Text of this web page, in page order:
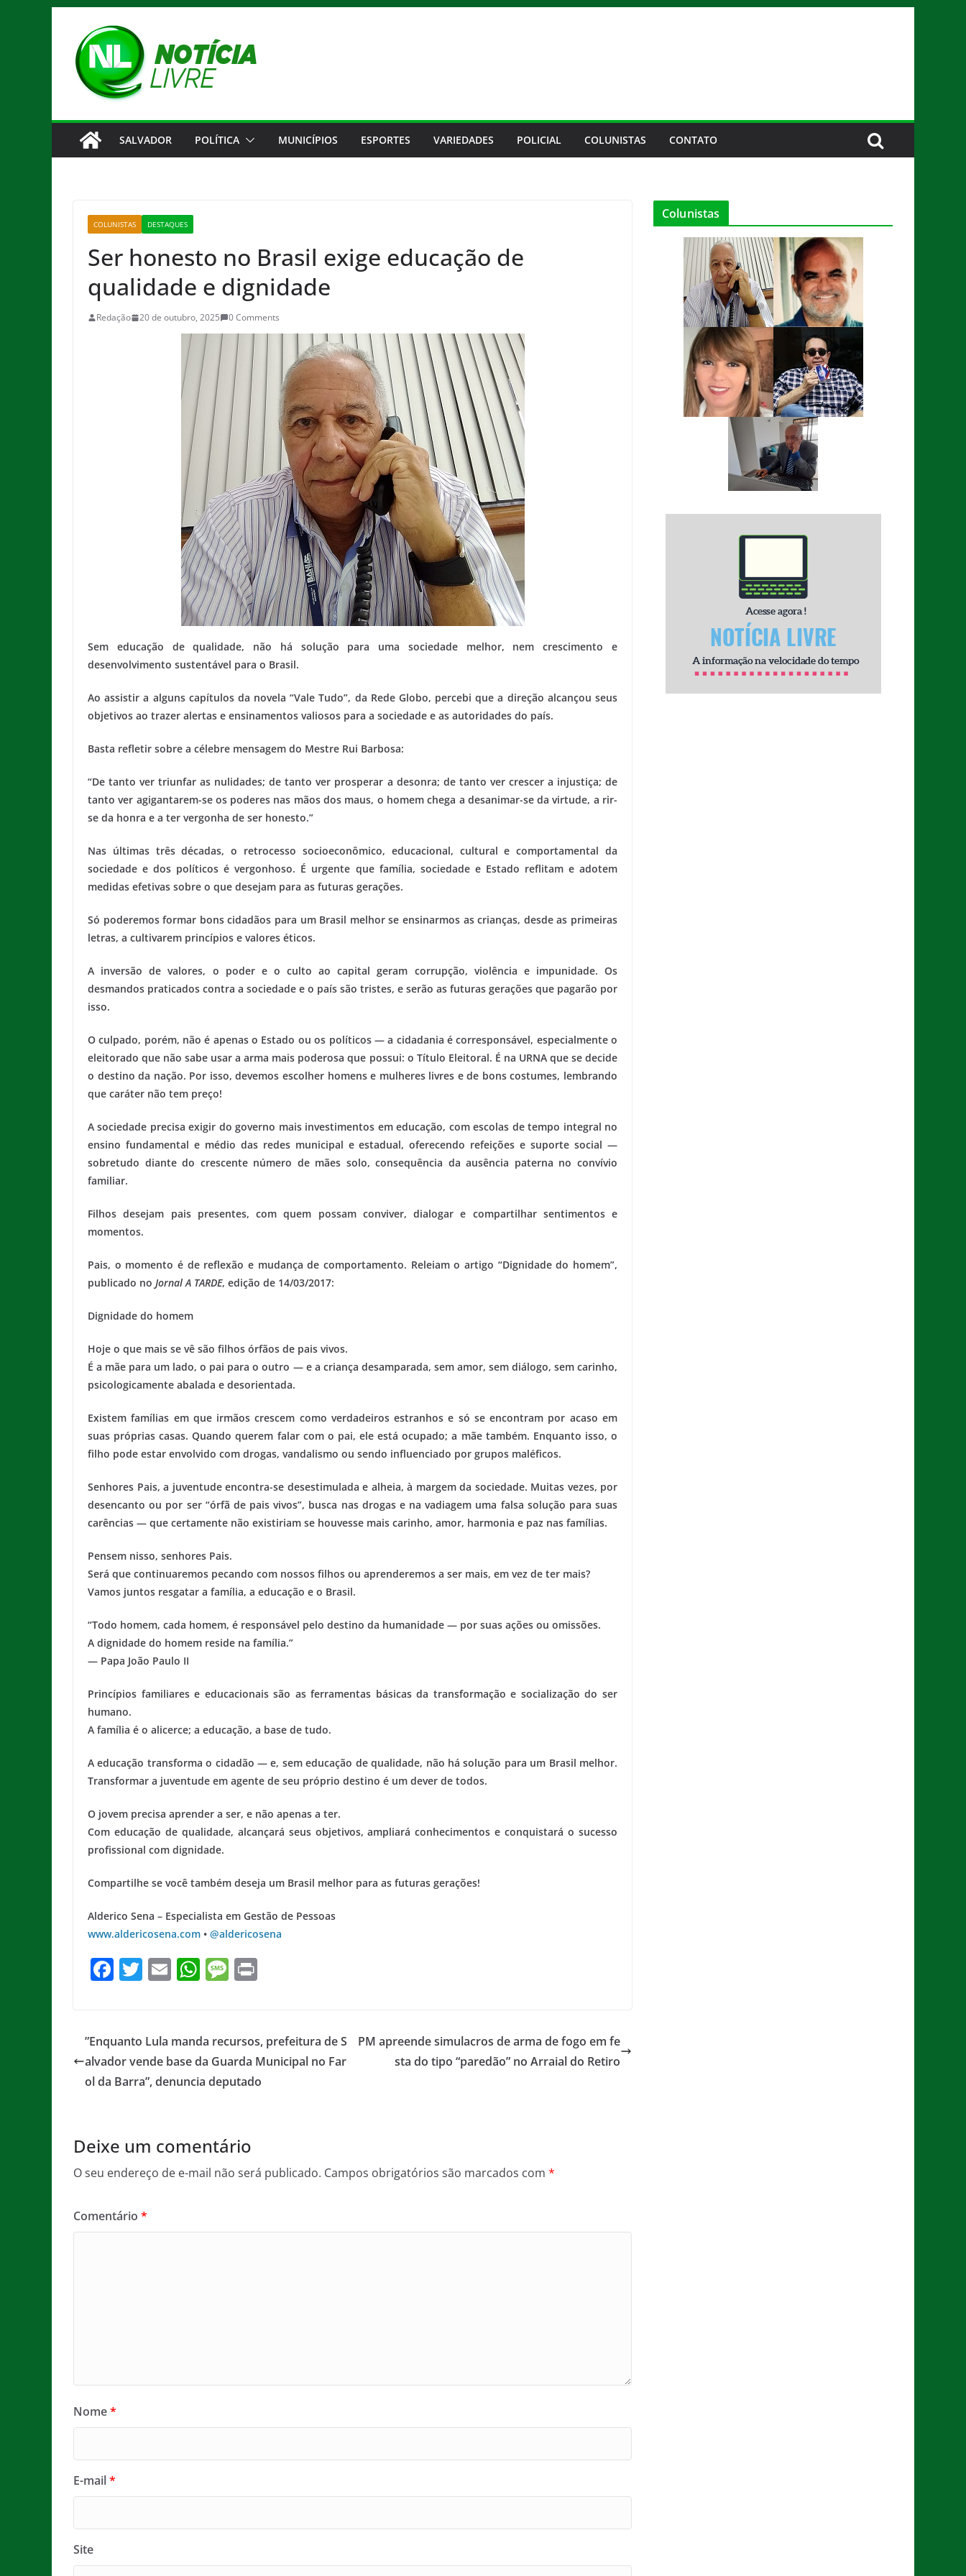
conteúdo
SALVADOR POLÍTICA MUNICÍPIOS ESPORTES VARIEDADES POLICIAL COLUNISTAS CONTATO
COLUNISTAS DESTAQUES
Ser honesto no Brasil exige educação de
qualidade e dignidade
Redação 20 de outubro, 2025 0 Comments
Sem educação de qualidade, não há solução para uma sociedade melhor, nem crescimento e
desenvolvimento sustentável para o Brasil.
Ao assistir a alguns capítulos da novela “Vale Tudo”, da Rede Globo, percebi que a direção alcançou seus
objetivos ao trazer alertas e ensinamentos valiosos para a sociedade e as autoridades do país.
Basta refletir sobre a célebre mensagem do Mestre Rui Barbosa:
“De tanto ver triunfar as nulidades; de tanto ver prosperar a desonra; de tanto ver crescer a injustiça; de
tanto ver agigantarem-se os poderes nas mãos dos maus, o homem chega a desanimar-se da virtude, a rir-
se da honra e a ter vergonha de ser honesto.”
Nas últimas três décadas, o retrocesso socioeconômico, educacional, cultural e comportamental da
sociedade e dos políticos é vergonhoso. É urgente que família, sociedade e Estado reflitam e adotem
medidas efetivas sobre o que desejam para as futuras gerações.
Só poderemos formar bons cidadãos para um Brasil melhor se ensinarmos as crianças, desde as primeiras
letras, a cultivarem princípios e valores éticos.
A inversão de valores, o poder e o culto ao capital geram corrupção, violência e impunidade. Os
desmandos praticados contra a sociedade e o país são tristes, e serão as futuras gerações que pagarão por
isso.
O culpado, porém, não é apenas o Estado ou os políticos — a cidadania é corresponsável, especialmente o
eleitorado que não sabe usar a arma mais poderosa que possui: o Título Eleitoral. É na URNA que se decide
o destino da nação. Por isso, devemos escolher homens e mulheres livres e de bons costumes, lembrando
que caráter não tem preço!
A sociedade precisa exigir do governo mais investimentos em educação, com escolas de tempo integral no
ensino fundamental e médio das redes municipal e estadual, oferecendo refeições e suporte social —
sobretudo diante do crescente número de mães solo, consequência da ausência paterna no convívio
familiar.
Filhos desejam pais presentes, com quem possam conviver, dialogar e compartilhar sentimentos e
momentos.
Pais, o momento é de reflexão e mudança de comportamento. Releiam o artigo “Dignidade do homem”,
publicado no Jornal A TARDE, edição de 14/03/2017:
Dignidade do homem
Hoje o que mais se vê são filhos órfãos de pais vivos.
É a mãe para um lado, o pai para o outro — e a criança desamparada, sem amor, sem diálogo, sem carinho,
psicologicamente abalada e desorientada.
Existem famílias em que irmãos crescem como verdadeiros estranhos e só se encontram por acaso em
suas próprias casas. Quando querem falar com o pai, ele está ocupado; a mãe também. Enquanto isso, o
filho pode estar envolvido com drogas, vandalismo ou sendo influenciado por grupos maléficos.
Senhores Pais, a juventude encontra-se desestimulada e alheia, à margem da sociedade. Muitas vezes, por
desencanto ou por ser “órfã de pais vivos”, busca nas drogas e na vadiagem uma falsa solução para suas
carências — que certamente não existiriam se houvesse mais carinho, amor, harmonia e paz nas famílias.
Pensem nisso, senhores Pais.
Será que continuaremos pecando com nossos filhos ou aprenderemos a ser mais, em vez de ter mais?
Vamos juntos resgatar a família, a educação e o Brasil.
“Todo homem, cada homem, é responsável pelo destino da humanidade — por suas ações ou omissões.
A dignidade do homem reside na família.”
— Papa João Paulo II
Princípios familiares e educacionais são as ferramentas básicas da transformação e socialização do ser
humano.
A família é o alicerce; a educação, a base de tudo.
A educação transforma o cidadão — e, sem educação de qualidade, não há solução para um Brasil melhor.
Transformar a juventude em agente de seu próprio destino é um dever de todos.
O jovem precisa aprender a ser, e não apenas a ter.
Com educação de qualidade, alcançará seus objetivos, ampliará conhecimentos e conquistará o sucesso
profissional com dignidade.
Compartilhe se você também deseja um Brasil melhor para as futuras gerações!
Alderico Sena – Especialista em Gestão de Pessoas
www.aldericosena.com • @aldericosena
F
e
b
o
T
er
E
l
W
s
A
p
M
a
g
e
”Enquanto Lula manda recursos, prefeitura de S
alvador vende base da Guarda Municipal no Far
ol da Barra”, denuncia deputado
PM apreende simulacros de arma de fogo em fe
sta do tipo “paredão” no Arraial do Retiro
Deixe um comentário
O seu endereço de e-mail não será publicado. Campos obrigatórios são marcados com *
Comentário *
Nome*
E-mail*
Site
Colunistas